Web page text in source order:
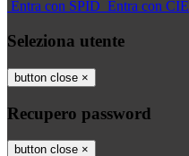
Entra con SPID Entra con CIE
Seleziona utente
button close ×
Recupero password
button close ×